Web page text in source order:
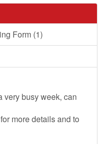
Form (1)
very busy week, can
more details and to